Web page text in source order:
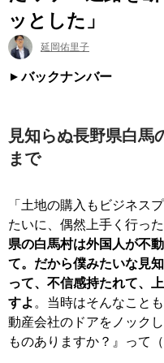
ッとした」
延岡佑里子
バックナンバー
見知らぬ長野県白馬
まで
「土地の購入もビジネス
たいに、偶然上手く行った
県の白馬村は外国人が不
て。だから僕みたいな見
って、不信感持たれて、
すよ 。当時はそんなこと
動産会社のドアをノック
ものありますか？』って（